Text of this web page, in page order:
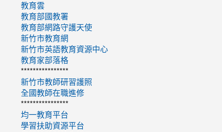
教育雲
教育部國教署
教育部網路守護天使
新竹市教育網
新竹市英語教育資源中心
教育家部落格
****************
新竹市教師研習護照
全國教師在職進修
****************
均一教育平台
學習扶助資源平台